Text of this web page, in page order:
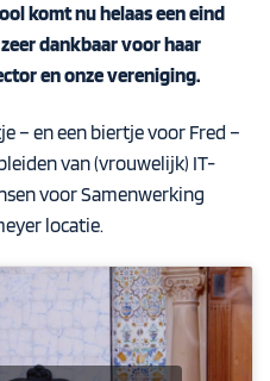
komt nu helaas een eind
dankbaar voor haar
en onze vereniging.
– en een biertje voor Fred –
van (vrouwelijk) IT-
voor Samenwerking
locatie.